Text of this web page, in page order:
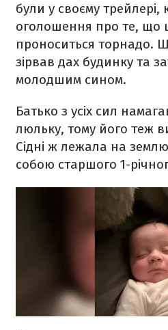
були у своєму трейлері,
оголошення про те, що
проноситься торнадо.
зірвав дах будинку та
молодшим сином.
Батько з усіх сил
люльку, тому його теж
Сідні ж лежала на
собою старшого 1-